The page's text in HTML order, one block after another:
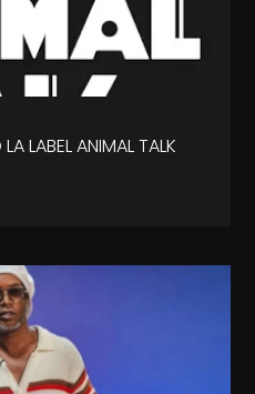
LABEL ANIMAL TALK